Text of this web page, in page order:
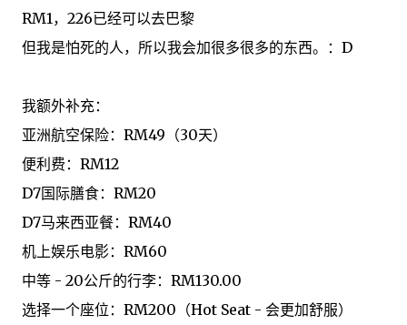
RM1， 226已经可以去巴黎
但我是怕死的人， 所以我会加很多很多的东西。：D
我额外补充：
亚洲航空保险： RM49 （30天）
便利 费 ： RM12
D7国际膳食：RM20
D7马来西亚餐：RM40
机上娱乐电影： RM60
中等 - 20公斤的行李： RM130.00
选择一个座位 ： RM200 （Hot Seat - 会更加舒服）